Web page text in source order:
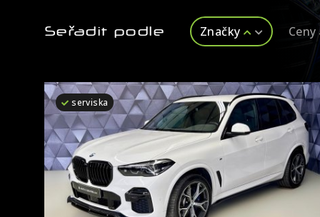
Seřadit podle Značky Ceny
serviska